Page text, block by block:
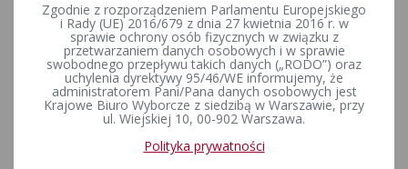
Zmiana godziny rozpoczęcia pierwszej konferencji prasowej
PKW w dniu wyborów Prezydenta RP
Konferencje Państwowej Komisji Wyborczej w związku z
wyborami Prezydenta Rzeczypospolitej Polskiej
zarządzonymi na 18 maja 2025 roku - ZAPROSZENIE
Zgodnie z rozporządzeniem Parlamentu Europejskiego
i Rady (UE) 2016/679 z dnia 27 kwietnia 2016 r. w
sprawie ochrony osób fizycznych w związku z
przetwarzaniem danych osobowych i w sprawie
swobodnego przepływu takich danych („RODO”) oraz
uchylenia dyrektywy 95/46/WE informujemy, że
administratorem Pani/Pana danych osobowych jest
Krajowe Biuro Wyborcze z siedzibą w Warszawie, przy
ul. Wiejskiej 10, 00-902 Warszawa.
Polityka prywatności